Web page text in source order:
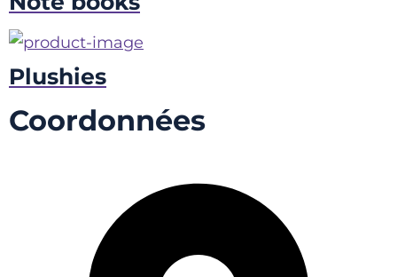
Plushies
Coordonnées